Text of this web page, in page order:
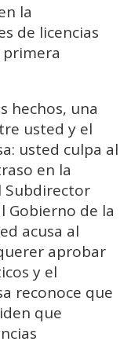
la
de licencias
hechos, una
usted y el
usted culpa al
en la
Subdirector
Gobierno de la
acusa al
aprobar
y el
reconoce que
que